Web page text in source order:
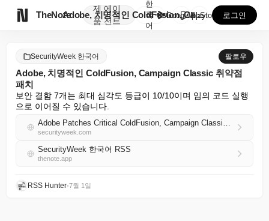
TheNote
제
품
에이
전트
Adobe, 치명적인 ColdFusion, Campai...
한
국
어
GooglePlay
AppStore 로그인
SecurityWeek 한국어 팔로우
Adobe, 치명적인 ColdFusion, Campaign Classic 취약점
패치
보안 결함 7개는 최대 심각도 등급이 10/10이며 임의 코드 실행
으로 이어질 수 있습니다.
Adobe Patches Critical ColdFusion, Campaign Classic Vulnerabilities
securityweek.com
SecurityWeek 한국어 RSS
thenote.app
RSS Hunter•7월 1일